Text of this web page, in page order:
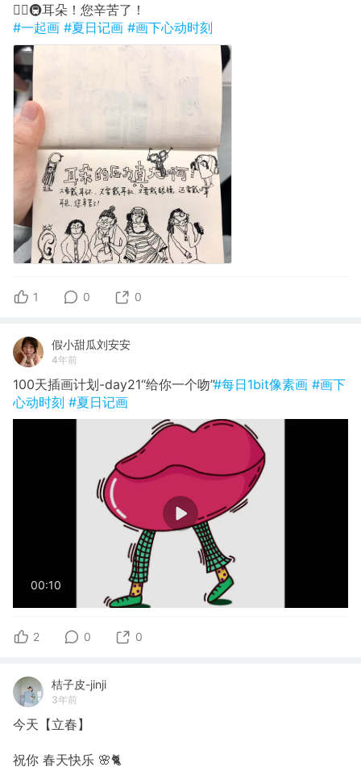
✍🏽🚇耳朵！您辛苦了！
#一起画 #夏日记画 #画下心动时刻
1 0 0
假小甜瓜刘安安
4年前
100天插画计划-day21“给你一个吻”#每日1bit像素画 #画下
心动时刻 #夏日记画
00:10
2 0 0
桔子皮-jinji
3年前
今天【立春】
祝你 春天快乐 🌸🐈